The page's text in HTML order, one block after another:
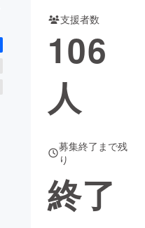
支援者数
106
人
募集終了まで残
り
終了